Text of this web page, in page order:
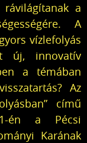
rávilágítanak a
A
vízlefolyás
új, innovatív
a témában
Az
című
én a Pécsi
Karának